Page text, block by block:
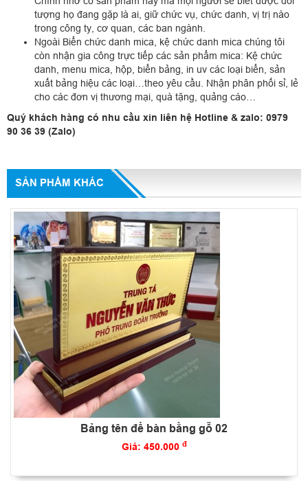
tượng họ đang gặp là ai, giữ chức vụ, chức danh, vị trị nào
trong công ty, cơ quan, các ban ngành.
Ngoài Biển chức danh mica, kệ chức danh mica chúng tôi
còn nhận gia công trực tiếp các sản phẩm mica: Kệ chức
danh, menu mica, hộp, biển bảng, in uv các loại biển, sản
xuất bảng hiệu các loại…theo yêu cầu. Nhận phân phối sỉ, lẻ
cho các đơn vị thương mại, quà tặng, quảng cáo…
Quý khách hàng có nhu cầu xin liên hệ Hotline & zalo: 0979
90 36 39 (Zalo)
SẢN PHẨM KHÁC
Bảng tên để bàn bằng gỗ 02
Giá: 450.000 đ